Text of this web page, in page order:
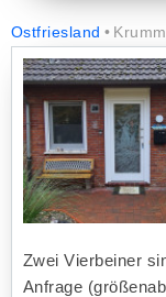
Ostfriesland
Zwei Vierbeiner
Anfrage